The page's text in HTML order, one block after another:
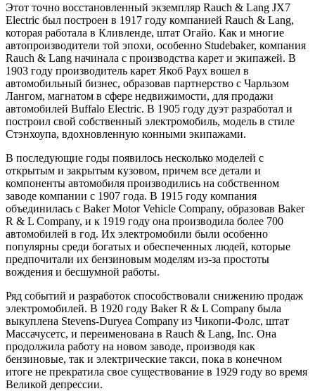
Этот точно восстановленный экземпляр Rauch & Lang JX7
Electric был построен в 1917 году компанией Rauch & Lang,
которая работала в Кливленде, штат Огайо. Как и многие
автопроизводители той эпохи, особенно Studebaker, компания
Rauch & Lang начинала с производства карет и экипажей. В
1903 году производитель карет Якоб Раух вошел в
автомобильный бизнес, образовав партнерство с Чарльзом
Лангом, магнатом в сфере недвижимости, для продажи
автомобилей Buffalo Electric. В 1905 году дуэт разработал и
построил свой собственный электромобиль, модель в стиле
Стэнхоупа, вдохновленную конными экипажами.
В последующие годы появилось несколько моделей с
открытым и закрытым кузовом, причем все детали и
компоненты автомобиля производились на собственном
заводе компании с 1907 года. В 1915 году компания
объединилась с Baker Motor Vehicle Company, образовав Baker
R & L Company, и к 1919 году она производила более 700
автомобилей в год. Их электромобили были особенно
популярны среди богатых и обеспеченных людей, которые
предпочитали их бензиновым моделям из-за простоты
вождения и бесшумной работы.
Ряд событий и разработок способствовали снижению продаж
электромобилей. В 1920 году Baker R & L Company была
выкуплена Stevens-Duryea Company из Чикопи-Фолс, штат
Массачусетс, и переименована в Rauch & Lang, Inc. Она
продолжила работу на новом заводе, производя как
бензиновые, так и электрические такси, пока в конечном
итоге не прекратила свое существование в 1929 году во время
Великой депрессии.